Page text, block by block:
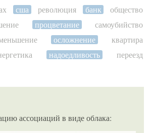
сша революция банк
общество
процветание
самоубийство
осложнение
квартира
надоедливость
переезд
ассоциаций в виде облака: